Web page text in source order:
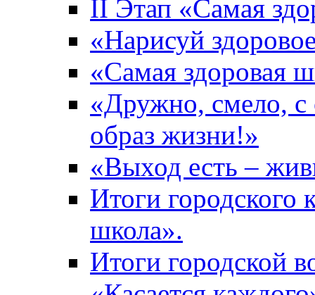
II Этап «Самая
«Нарисуй
«Самая здоровая
«Дружно, смело, с
образ жизни!»
«Выход есть –
Итоги городского
школа».
Итоги городской